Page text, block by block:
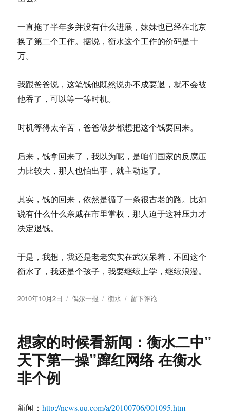
一直拖了半年多并没有什么进展，妹妹也已经在北京
换了第二个工作。据说，衡水这个工作的价码是十
万。
我跟爸爸说，这笔钱他既然说办不成要退，就不会被
他吞了，可以等一等时机。
时机等得太辛苦，爸爸做梦都想把这个钱要回来。
后来，钱拿回来了，我以为呢，是咱们国家的反腐压
力比较大，那人也怕出事，就主动退了。
其实，钱的回来，依然是循了一条很古老的路。比如
说有什么什么亲戚在市里掌权，那人迫于这种压力才
决定退钱。
于是，我想，我还是老老实实在武汉呆着，不回这个
衡水了，我还是个孩子，我要继续上学，继续浪漫。
发
2010年10月2日
分
偶尔一报
标
衡水
于
这
么
解
衡
留下评论
想家的时候看新闻：衡水二中”
天下第一操”蹿红网络 在衡水
非个例
新闻：http://news.qq.com/a/20100706/001095.htm